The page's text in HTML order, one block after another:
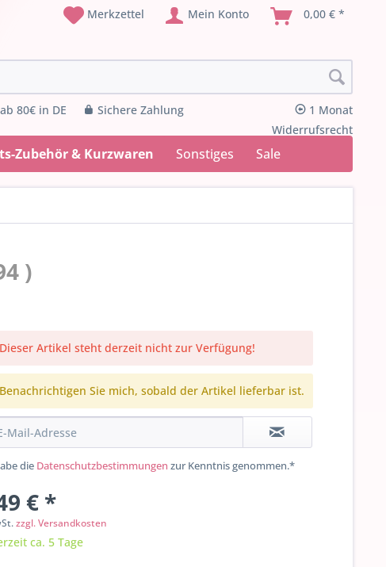
Merkzettel Mein Konto 0,00 € *
80€ in DE Sichere Zahlung
1 Monat
Widerrufsrecht
Zubehör & Kurzwaren Sonstiges Sale
)
Dieser Artikel steht derzeit nicht zur Verfügung!
Benachrichtigen Sie mich, sobald der Artikel lieferbar ist.
die Datenschutzbestimmungen zur Kenntnis genommen.*
€ *
zzgl. Versandkosten
ca. 5 Tage